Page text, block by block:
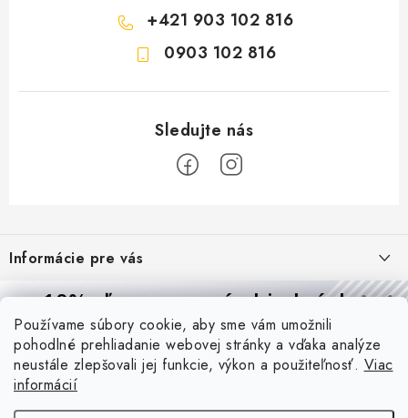
Používame súbory cookie, aby sme vám umožnili
pohodlné prehliadanie webovej stránky a vďaka analýze
neustále zlepšovali jej funkcie, výkon a použiteľnosť. Viac
informácií
+421 903 102 816
0903 102 816
p
ä
Informácie pre vás
Reklamácie a formulár na odstúpenie od zmluvy
Obchodné podmienky
Podmienky ochrany osobných údajov
O nás - MEGALED & JANTON Zákamenné
Blog
PIR vs. mikrovlnný senzor: ktorý je lepší a kedy ho použiť? +
vysvetlenie daylight senzoru
10% zľavana prvú objednávku
Prihláste sa azískajtezľavu aj praktické tipy,vďaka ktorým
budete svietiť lepšie a platiť menej.